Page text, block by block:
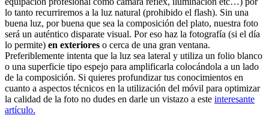
lo tanto recurriremos a la luz natural (prohibido el flash). Sin una
buena luz, por buena que sea la composición del plato, nuestra foto
será un auténtico disparate visual. Por eso haz la fotografía (si el día
lo permite) en exteriores o cerca de una gran ventana.
Preferiblemente intenta que la luz sea lateral y utiliza un folio blanco
o una superficie tipo espejo para amplificarla colocándola a un lado
de la composición. Si quieres profundizar tus conocimientos en
cuanto a aspectos técnicos en la utilización del móvil para optimizar
la calidad de la foto no dudes en darle un vistazo a este interesante
artículo.